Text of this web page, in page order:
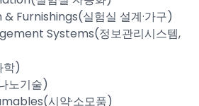
Furnishings(실험실 설계·가구)
Systems(정보관리시스템,
학)
노기술)
시약·소모품)